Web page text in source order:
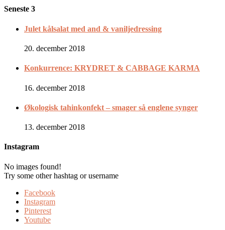
Seneste 3
Julet kålsalat med and & vaniljedressing
20. december 2018
Konkurrence: KRYDRET & CABBAGE KARMA
16. december 2018
Økologisk tahinkonfekt – smager så englene synger
13. december 2018
Instagram
No images found!
Try some other hashtag or username
Facebook
Instagram
Pinterest
Youtube